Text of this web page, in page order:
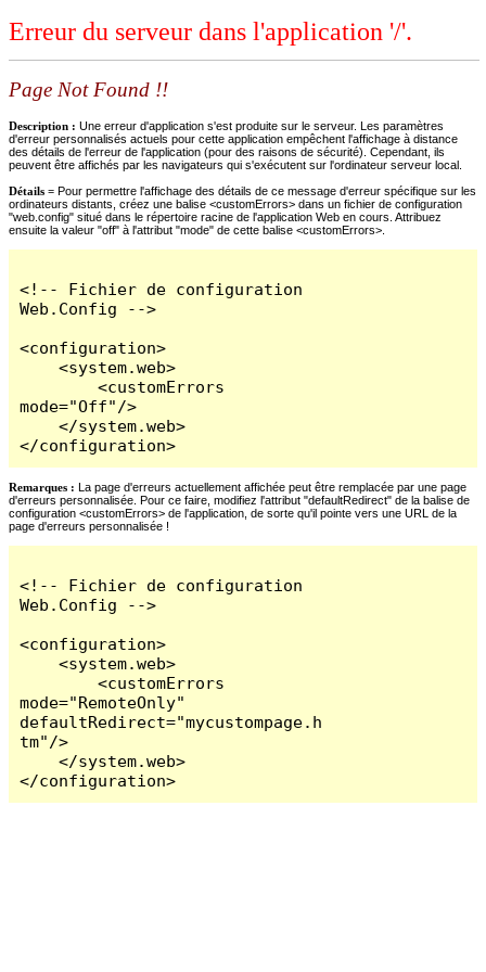
Erreur du serveur dans l'application '/'.
Page Not Found !!
Description : Une erreur d'application s'est produite sur le serveur. Les paramètres
d'erreur personnalisés actuels pour cette application empêchent l'affichage à distance
des détails de l'erreur de l'application (pour des raisons de sécurité). Cependant, ils
peuvent être affichés par les navigateurs qui s'exécutent sur l'ordinateur serveur local.
Détails = Pour permettre l'affichage des détails de ce message d'erreur spécifique sur les
ordinateurs distants, créez une balise <customErrors> dans un fichier de configuration
"web.config" situé dans le répertoire racine de l'application Web en cours. Attribuez
ensuite la valeur "off" à l'attribut "mode" de cette balise <customErrors>.
<!-- Fichier de configuration
Web.Config -->
<configuration>
    <system.web>
        <customErrors
mode="Off"/>
    </system.web>
</configuration>
Remarques : La page d'erreurs actuellement affichée peut être remplacée par une page
d'erreurs personnalisée. Pour ce faire, modifiez l'attribut "defaultRedirect" de la balise de
configuration <customErrors> de l'application, de sorte qu'il pointe vers une URL de la
page d'erreurs personnalisée !
<!-- Fichier de configuration
Web.Config -->
<configuration>
    <system.web>
        <customErrors
mode="RemoteOnly"
defaultRedirect="mycustompage.h
tm"/>
    </system.web>
</configuration>